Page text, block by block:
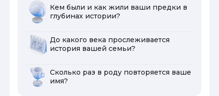
Кем были и как жили ваши предки в
глубинах истории?
До какого века прослеживается
история вашей семьи?
Сколько раз в роду повторяется ваше
имя?